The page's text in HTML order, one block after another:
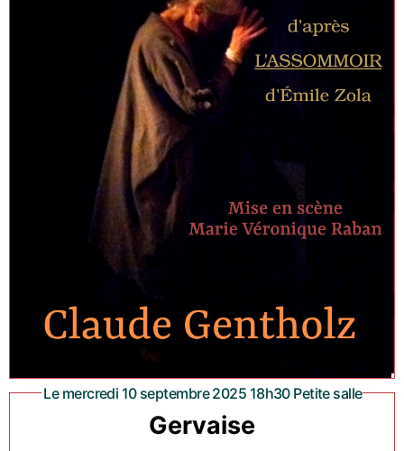
Le mercredi 10 septembre 2025 18h30 Petite salle
Gervaise